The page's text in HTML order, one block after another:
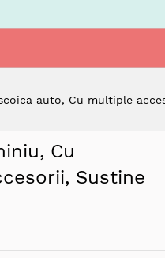
auto, Cu multiple
Cu
Sustine